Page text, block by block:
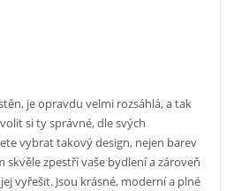
, je opravdu velmi rozsáhlá, a tak
si ty správné, dle svých
vybrat takový design, nejen barev
skvěle zpestří vaše bydlení a zároveň
vyřešit. Jsou krásné, moderní a plné